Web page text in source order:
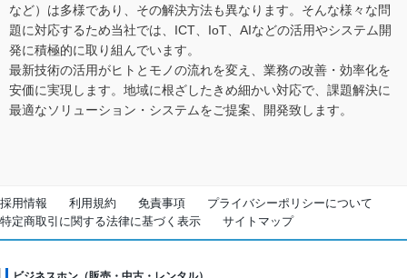
など）は多様であり、その解決方法も異なります。そんな様々な問
題に対応するため当社では、ICT、IoT、AIなどの活用やシステム開
発に積極的に取り組んでいます。
最新技術の活用がヒトとモノの流れを変え、業務の改善・効率化を
安価に実現します。地域に根ざしたきめ細かい対応で、課題解決に
最適なソリューション・システムをご提案、開発致します。
採用情報 利用規約 免責事項
プライバシーポリシーについて
特定商取引に関する法律に基づく表示
サイトマップ